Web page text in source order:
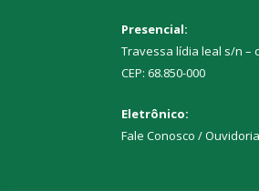
Presencial:
Travessa lídia leal s/n –
CEP: 68.850-000
Eletrônico:
Fale Conosco /